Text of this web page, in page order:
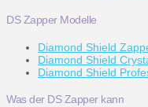
DS Zapper Modelle
Diamond Shield
Diamond Shield
Diamond Shield
Was der DS Zapper kann